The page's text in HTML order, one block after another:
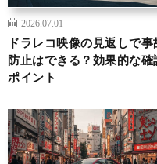
2026.07.01
ドラレコ映像の見返しで事
防止はできる？効果的な確
ポイント